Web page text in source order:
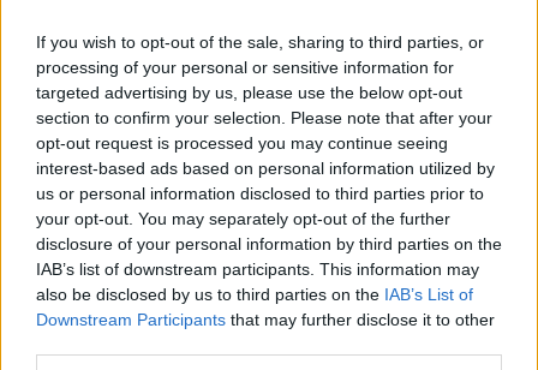
If you wish to opt-out of the sale, sharing to third parties, or
processing of your personal or sensitive information for
targeted advertising by us, please use the below opt-out
section to confirm your selection. Please note that after your
opt-out request is processed you may continue seeing
interest-based ads based on personal information utilized by
us or personal information disclosed to third parties prior to
your opt-out. You may separately opt-out of the further
disclosure of your personal information by third parties on the
IAB’s list of downstream participants. This information may
also be disclosed by us to third parties on the IAB’s List of
Downstream Participants that may further disclose it to other
0 uživatelům se líbí
Věk: 35
Kontakt
Napsat uživateli vzkaz
Informace o profilu a chatu